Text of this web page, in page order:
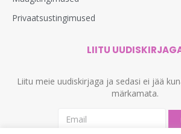
Privaatsustingimused
LIITU
Liitu meie uudiskirjaga ja sedasi ei jää
märkamata.